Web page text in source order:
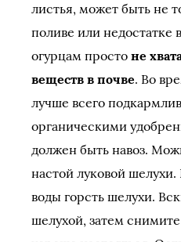
листья, может быть не
поливе или недостатке
огурцам просто не
веществ в почве. Во
лучше всего
органическими
должен быть навоз.
настой луковой
воды горсть шелухи.
шелухой, затем